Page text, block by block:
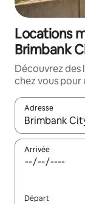
Locations
Brimbank
Découvrez des
chez vous pour
Adresse
Lorsque les
Arrivée
Départ